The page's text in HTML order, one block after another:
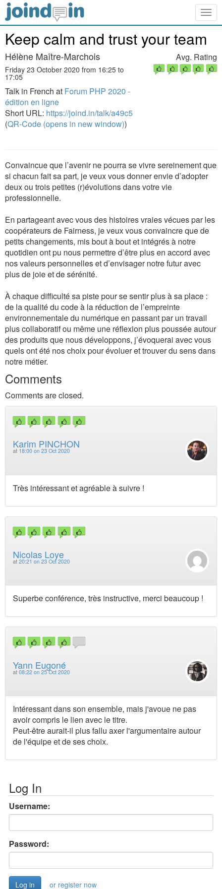
Keep calm and trust your team
Hélène Maître-Marchois
Friday 23 October 2020 from 16:25 to
17:05
Talk in French at Forum PHP 2020 -
édition en ligne
Short URL: https://joind.in/talk/a49c5
(QR-Code (opens in new window))
Avg. Rating
Convaincue que l’avenir ne pourra se vivre sereinement que
si chacun fait sa part, je veux vous donner envie d’adopter
deux ou trois petites (r)évolutions dans votre vie
professionnelle.
En partageant avec vous des histoires vraies vécues par les
coopérateurs de Fairness, je veux vous convaincre que de
petits changements, mis bout à bout et intégrés à notre
quotidien ont pu nous permettre d’être plus en accord avec
nos valeurs personnelles et d’envisager notre futur avec
plus de joie et de sérénité.
À chaque difficulté sa piste pour se sentir plus à sa place :
de la qualité du code à la réduction de l’empreinte
environnementale du numérique en passant par un travail
plus collaboratif ou même une réflexion plus poussée autour
des produits que nous développons, j’évoquerai avec vous
quels ont été nos choix pour évoluer et trouver du sens dans
notre métier.
Comments
Comments are closed.
Karim PINCHON
at 18:00 on 23 Oct 2020
Très intéressant et agréable à suivre !
Nicolas Loye
at 20:21 on 23 Oct 2020
Superbe conférence, très instructive, merci beaucoup !
Yann Eugoné
at 08:22 on 25 Oct 2020
Intéressant dans son ensemble, mais j'avoue ne pas
avoir compris le lien avec le titre.
Peut-être aurait-il plus fallu axer l'argumentaire autour
de l'équipe et de ses choix.
Log In
Username:
Password:
or register now